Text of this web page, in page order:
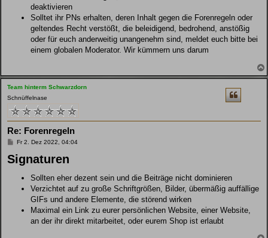
deaktivieren
Solltet ihr PNs erhalten, deren Inhalt gegen die Forenregeln oder
geltendes Recht verstößt, die beleidigend, bedrohend, anstößig
oder für euch anderweitig unangenehm sind, meldet euch bitte bei
einem globalen Moderator. Wir kümmern uns darum
Team hinterm Schwarzdorn
Schnüffelnase
Re: Forenregeln
B
i
t
Fr 2. Dez 2022, 04:04
Signaturen
Sollten eher dezent sein und die Beiträge nicht dominieren
Verzichtet auf zu große Schriftgrößen, Bilder, übermäßig auffällige
GIFs und andere Elemente, die störend wirken
Maximal ein Link zu eurer persönlichen Website, einer Website,
an der ihr direkt mitarbeitet, oder eurem Shop ist erlaubt